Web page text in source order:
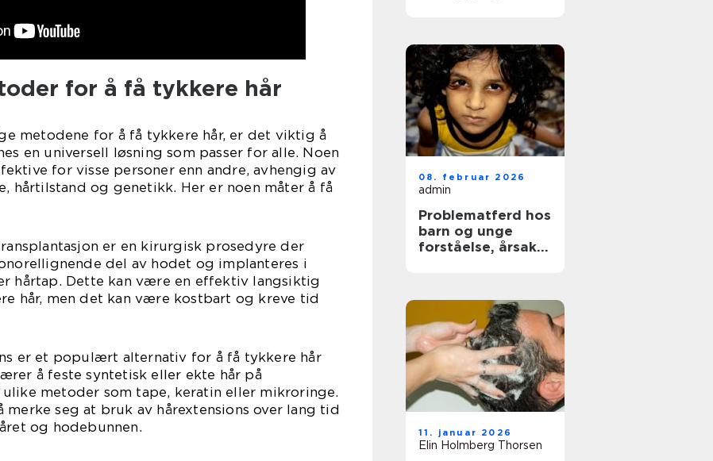
for å få tykkere hår
metodene for å få tykkere hår, er det viktig å
en universell løsning som passer for alle. Noen
for visse personer enn andre, avhengig av
hårtilstand og genetikk. Her er noen måter å få
er en kirurgisk prosedyre der
del av hodet og implanteres i
hårtap. Dette kan være en effektiv langsiktig
hår, men det kan være kostbart og kreve tid
er et populært alternativ for å få tykkere hår
å feste syntetisk eller ekte hår på
metoder som tape, keratin eller mikroringe.
seg at bruk av hårextensions over lang tid
og hodebunnen.
08. februar 2026
admin
Problematferd hos
barn og unge
forståelse, årsaker
11. januar 2026
Elin Holmberg Thorsen